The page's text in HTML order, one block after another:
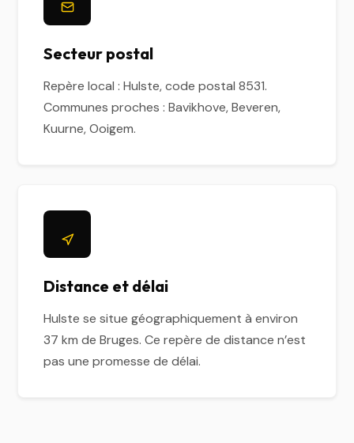
Secteur postal
Repère local : Hulste, code postal 8531.
Communes proches : Bavikhove, Beveren,
Kuurne, Ooigem.
Distance et délai
Hulste se situe géographiquement à environ
37 km de Bruges. Ce repère de distance n’est
pas une promesse de délai.